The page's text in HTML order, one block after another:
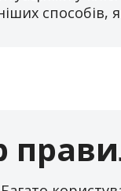
с. В.Дальник.